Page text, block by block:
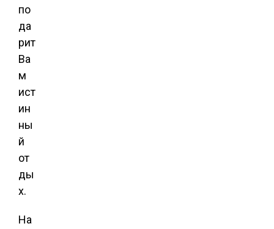
по
да
рит
Ва
м
ист
ин
ны
й
от
ды
х.
На